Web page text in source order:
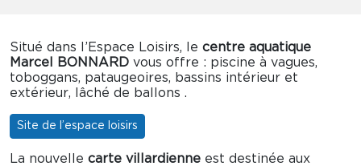
Situé dans l’Espace Loisirs, le centre aquatique
Marcel BONNARD vous offre : piscine à vagues,
toboggans, pataugeoires, bassins intérieur et
extérieur, lâché de ballons .
Site de l’espace loisirs
La nouvelle carte villardienne est destinée aux